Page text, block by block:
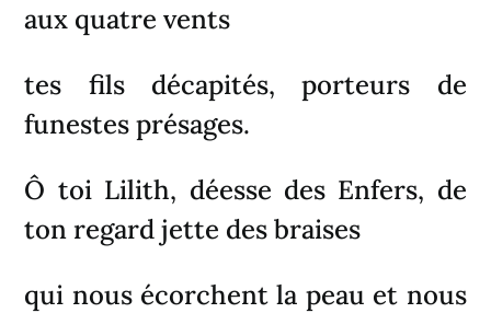
aux quatre vents
tes fils décapités, porteurs de
funestes présages.
Ô toi Lilith, déesse des Enfers, de
ton regard jette des braises
qui nous écorchent la peau et nous